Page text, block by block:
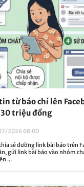
từ báo chí lên
triệu đồng
2026 08:00
sẻ đường link bài báo trên
gửi link bài báo vào nhóm
...